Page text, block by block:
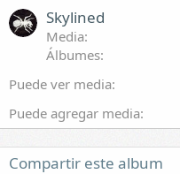
Skylined
Media
Álbumes
Puede ver media
Puede agregar media
Compartir este album